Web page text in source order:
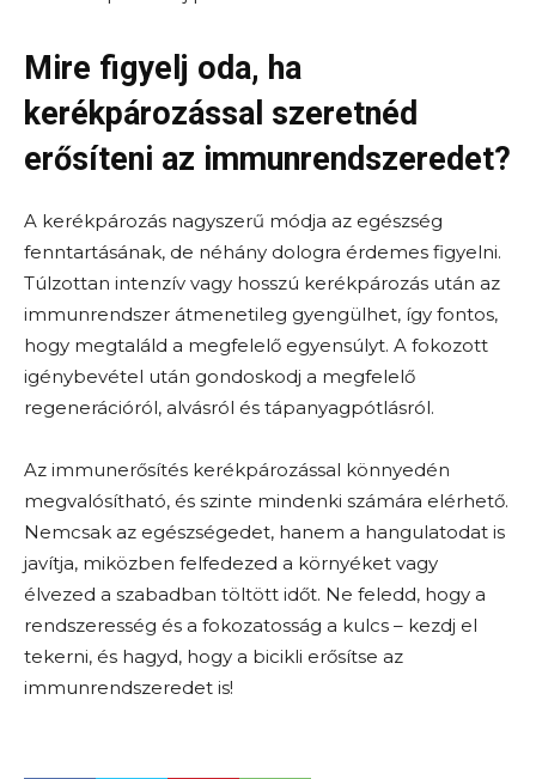
Mire figyelj oda, ha
kerékpározással szeretnéd
erősíteni az immunrendszeredet?
A kerékpározás nagyszerű módja az egészség
fenntartásának, de néhány dologra érdemes figyelni.
Túlzottan intenzív vagy hosszú kerékpározás után az
immunrendszer átmenetileg gyengülhet, így fontos,
hogy megtaláld a megfelelő egyensúlyt. A fokozott
igénybevétel után gondoskodj a megfelelő
regenerációról, alvásról és tápanyagpótlásról.
Az immunerősítés kerékpározással könnyedén
megvalósítható, és szinte mindenki számára elérhető.
Nemcsak az egészségedet, hanem a hangulatodat is
javítja, miközben felfedezed a környéket vagy
élvezed a szabadban töltött időt. Ne feledd, hogy a
rendszeresség és a fokozatosság a kulcs – kezdj el
tekerni, és hagyd, hogy a bicikli erősítse az
immunrendszeredet is!